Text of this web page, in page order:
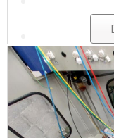
Vous